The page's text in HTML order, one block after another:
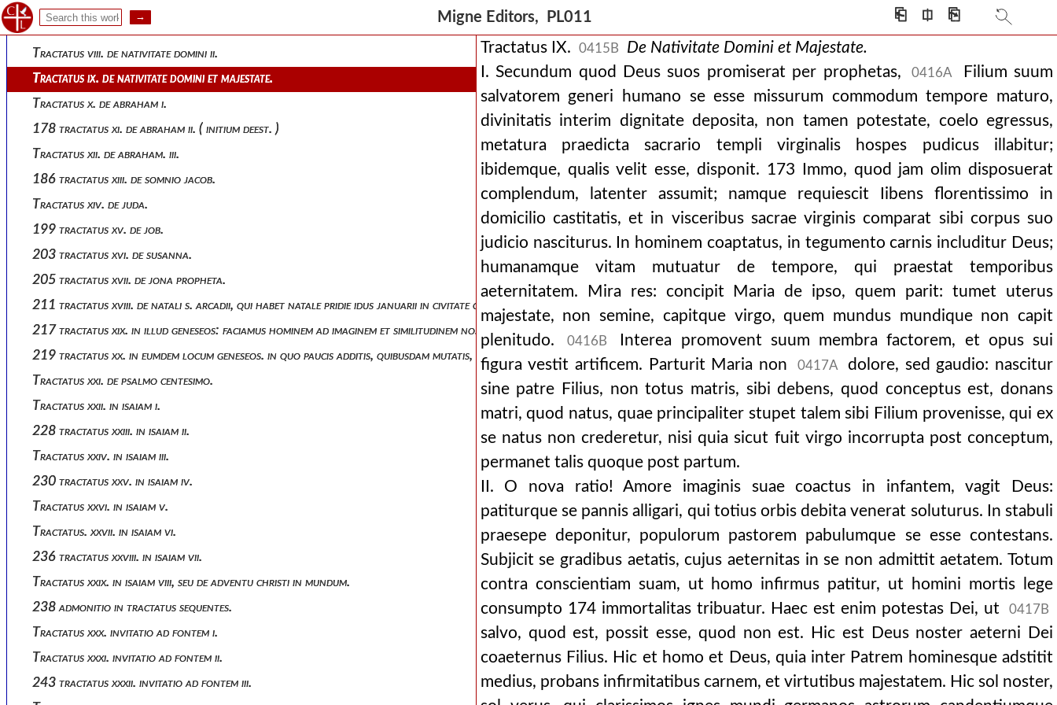
Migne Editors, PL011 ⎗ ⎅ ⎘
163 tractatus vii. de nativitate domini. i.
Tractatus viii. de nativitate domini ii.
Tractatus ix. de nativitate domini et majestate.
Tractatus x. de abraham i.
178 tractatus xi. de abraham ii. ( initium deest. )
Tractatus xii. de abraham. iii.
186 tractatus xiii. de somnio jacob.
Tractatus xiv. de juda.
199 tractatus xv. de job.
203 tractatus xvi. de susanna.
205 tractatus xvii. de jona propheta.
211 tractatus xviii. de natali s. arcadii, qui habet natale pridie idus januarii in civitate cesareae mauritaniae.
217 tractatus xix. in illud geneseos: faciamus hominem ad imaginem et similitudinem nostram.
219 tractatus xx. in eumdem locum geneseos. in quo paucis additis, quibusdam mutatis, continentur ea quae in superiore.
Tractatus xxi. de psalmo centesimo.
Tractatus xxii. in isaiam i.
228 tractatus xxiii. in isaiam ii.
Tractatus xxiv. in isaiam iii.
230 tractatus xxv. in isaiam iv.
Tractatus xxvi. in isaiam v.
Tractatus. xxvii. in isaiam vi.
236 tractatus xxviii. in isaiam vii.
Tractatus xxix. in isaiam viii, seu de adventu christi in mundum.
238 admonitio in tractatus sequentes.
Tractatus xxx. invitatio ad fontem i.
Tractatus xxxi. invitatio ad fontem ii.
243 tractatus xxxii. invitatio ad fontem iii.
Tractatus IX. 0415B De Nativitate Domini et Majestate.
I. Secundum quod Deus suos promiserat per prophetas,
0416A
Filium suum
salvatorem generi humano se esse missurum commodum tempore maturo,
divinitatis interim dignitate deposita, non tamen potestate, coelo egressus,
metatura praedicta sacrario templi virginalis hospes pudicus illabitur;
ibidemque, qualis velit esse, disponit. 173 Immo, quod jam olim disposuerat
complendum, latenter assumit; namque requiescit Iibens florentissimo in
domicilio castitatis, et in visceribus sacrae virginis comparat sibi corpus suo
judicio nasciturus. In hominem coaptatus, in tegumento carnis includitur Deus;
humanamque vitam mutuatur de tempore, qui praestat temporibus
aeternitatem. Mira res: concipit Maria de ipso, quem parit: tumet uterus
majestate, non semine, capitque virgo, quem mundus mundique non capit
plenitudo.
0416B
Interea promovent suum membra factorem, et opus sui
figura vestit artificem. Parturit Maria non
0417A
dolore, sed gaudio: nascitur
sine patre Filius, non totus matris, sibi debens, quod conceptus est, donans
matri, quod natus, quae principaliter stupet talem sibi Filium provenisse, qui ex
se natus non crederetur, nisi quia sicut fuit virgo incorrupta post conceptum,
permanet talis quoque post partum.
II. O nova ratio! Amore imaginis suae coactus in infantem, vagit Deus:
patiturque se pannis alligari, qui totius orbis debita venerat soluturus. In stabuli
praesepe deponitur, populorum pastorem pabulumque se esse contestans.
Subjicit se gradibus aetatis, cujus aeternitas in se non admittit aetatem. Totum
contra conscientiam suam, ut homo infirmus patitur, ut homini mortis lege
consumpto 174 immortalitas tribuatur. Haec est enim potestas Dei, ut
0417B
salvo, quod est, possit esse, quod non est. Hic est Deus noster aeterni Dei
coaeternus Filius. Hic et homo et Deus, quia inter Patrem hominesque adstitit
medius, probans infirmitatibus carnem, et virtutibus majestatem. Hic sol noster,